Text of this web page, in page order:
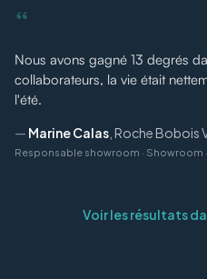
“
Nous avons gagné 13 degrés
collaborateurs, la vie était
l'été.
— Marine Calas Roche Bobois
Responsable showroom · Showroom
Voir les résultats